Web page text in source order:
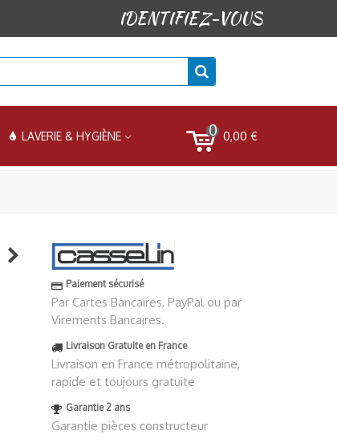
IDENTIFIEZ-VOUS
LAVERIE & HYGIÈNE 0 0,00 €
Paiement sécurisé
Par Cartes Bancaires, PayPal ou par
Virements Bancaires.
Livraison Gratuite en France
Livraison en France métropolitaine,
rapide et toujours gratuite
Garantie 2 ans
Garantie pièces constructeur